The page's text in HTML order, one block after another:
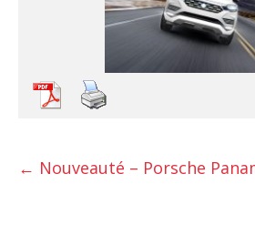
← Nouveauté – Porsche